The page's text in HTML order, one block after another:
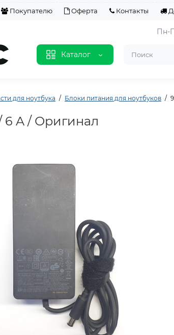
Покупателю Оферта Контакты
Каталог
Пн-
для ноутбука Блоки питания для ноутбуков
6 A / Оригинал